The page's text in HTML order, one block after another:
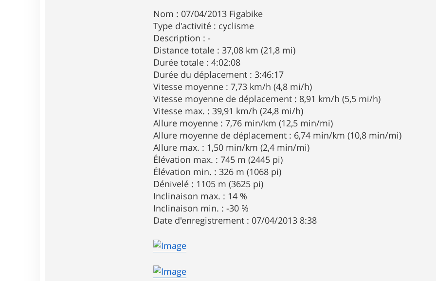
Nom : 07/04/2013 Figabike
Type d'activité : cyclisme
Description : -
Distance totale : 37,08 km (21,8 mi)
Durée totale : 4:02:08
Durée du déplacement : 3:46:17
Vitesse moyenne : 7,73 km/h (4,8 mi/h)
Vitesse moyenne de déplacement : 8,91 km/h (5,5 mi/h)
Vitesse max. : 39,91 km/h (24,8 mi/h)
Allure moyenne : 7,76 min/km (12,5 min/mi)
Allure moyenne de déplacement : 6,74 min/km (10,8 min/mi)
Allure max. : 1,50 min/km (2,4 min/mi)
Élévation max. : 745 m (2445 pi)
Élévation min. : 326 m (1068 pi)
Dénivelé : 1105 m (3625 pi)
Inclinaison max. : 14 %
Inclinaison min. : -30 %
Date d'enregistrement : 07/04/2013 8:38